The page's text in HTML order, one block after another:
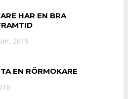
HAR EN BRA
2019
EN RÖRMOKARE